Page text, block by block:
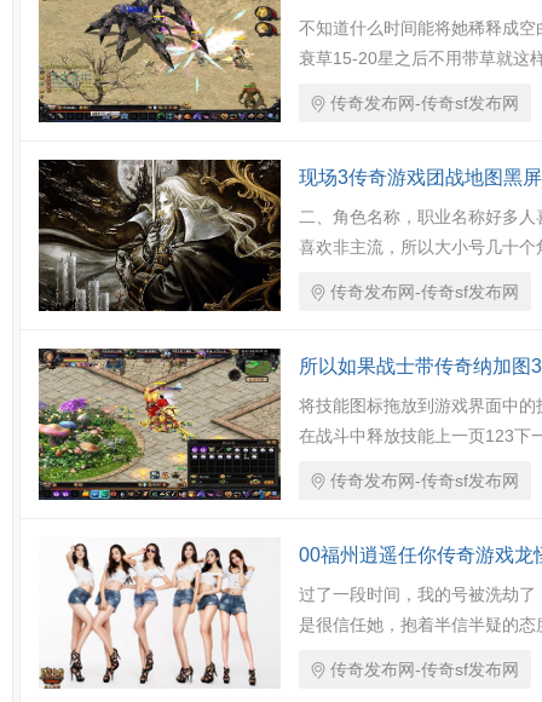
不知道什么时间能将她稀释成
衰草15-20星之后不用带草就
传奇发布网-传奇sf发布网
现场3传奇游戏团战地图黑
二、角色名称，职业名称好多
喜欢非主流，所以大小号几十
传奇发布网-传奇sf发布网
所以如果战士带传奇纳加图
将技能图标拖放到游戏界面中
在战斗中释放技能上一页123
传奇发布网-传奇sf发布网
00福州逍遥任你传奇游戏
过了一段时间，我的号被洗劫
是很信任她，抱着半信半疑的
传奇发布网-传奇sf发布网